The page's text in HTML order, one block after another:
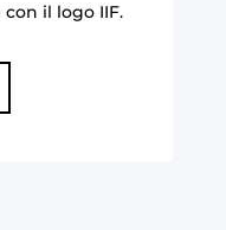
con il logo IIF.